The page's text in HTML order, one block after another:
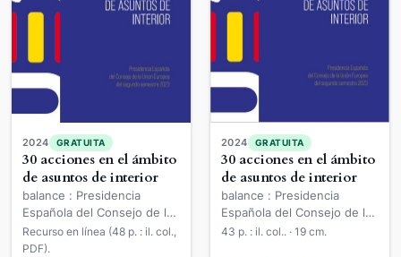
2024 GRATUITA
30 acciones en el ámbito
de asuntos de interior
balance : Presidencia
Española del Consejo de la
Unión Europea del segundo
semestre 2023
Recurso en línea (48 p. : il. col.,
PDF).
2024 GRATUITA
30 acciones en el ámbito
de asuntos de interior
balance : Presidencia
Española del Consejo de la
Unión Europea del segundo
43 p. : il. col.. · 19 cm.